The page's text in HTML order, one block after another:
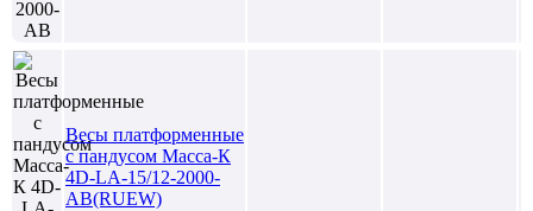
Весы платформенные
с пандусом Масса-К
4D-LA-15/12-2000-
AB(RUEW)